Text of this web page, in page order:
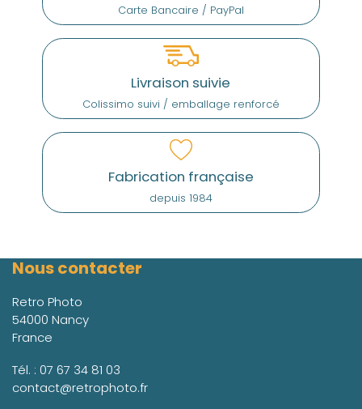
Carte Bancaire / PayPal
Livraison suivie
Colissimo suivi / emballage renforcé
Fabrication française
depuis 1984
Nous contacter
Retro Photo
54000 Nancy
France
Tél. : 07 67 34 81 03
contact@retrophoto.fr